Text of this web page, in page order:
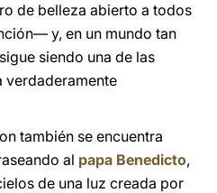
de belleza abierto a todos
y, en un mundo tan
siendo una de las
verdaderamente
también se encuentra
al papa Benedicto,
de una luz creada por